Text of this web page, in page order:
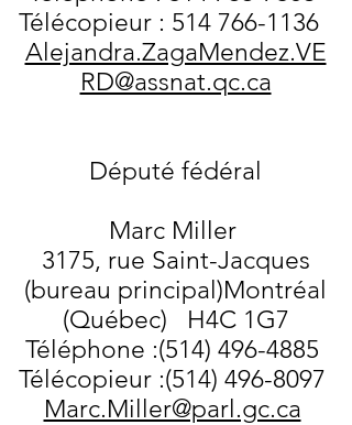
Télécopieur : 514 766-1136
Alejandra.ZagaMendez.VE
RD@assnat.qc.ca
Député fédéral
Marc Miller
3175, rue Saint-Jacques
(bureau principal)Montréal
(Québec) H4C 1G7
Téléphone :(514) 496-4885
Télécopieur :(514) 496-8097
Marc.Miller@parl.gc.ca